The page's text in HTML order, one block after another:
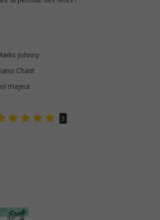
Johnny
Chant
majeur
5